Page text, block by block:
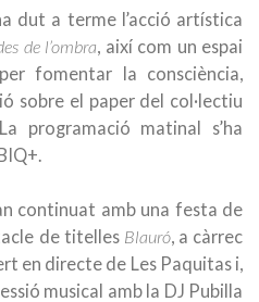
dut a terme l’acció artística
de l’ombra, així com un espai
fomentar la consciència,
sobre el paper del col·lectiu
programació matinal s’ha
continuat amb una festa de
de titelles Blauró, a càrrec
en directe de Les Paquitas i,
musical amb la DJ Pubilla